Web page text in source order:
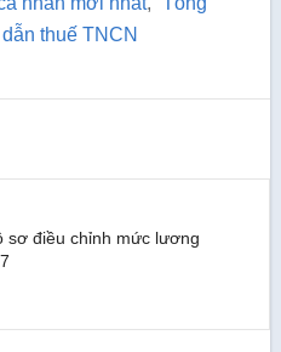
thuế TNCN
sơ điều chỉnh mức lương